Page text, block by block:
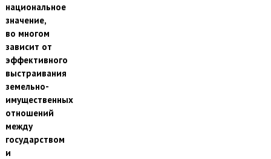
национальное
значение,
во многом
зависит от
эффективного
выстраивания
земельно-
имущественных
отношений
между
государством
и